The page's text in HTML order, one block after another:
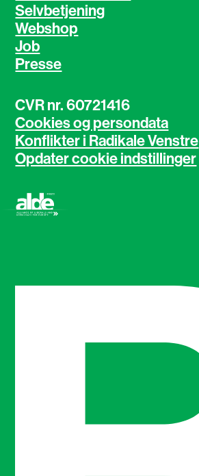
Selvbetjening
Webshop
Job
Presse
CVR nr. 60721416
Cookies og persondata
Konflikter i Radikale Venstre
Opdater cookie indstillinger